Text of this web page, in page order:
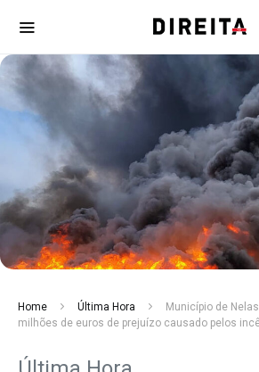
Home Última Hora
Município de
milhões de euros de prejuízo causado pelos